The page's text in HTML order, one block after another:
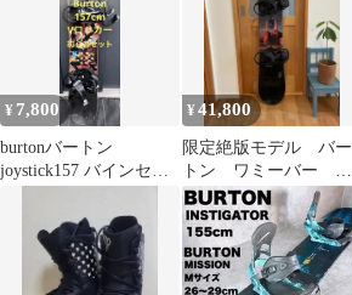
¥ 7,800
burtonバートン
joystick157 バインセッ
¥41,800
限定絶版モデル バー
トン ワミーバー ピ
ンクフロイド 153 バ
インセット